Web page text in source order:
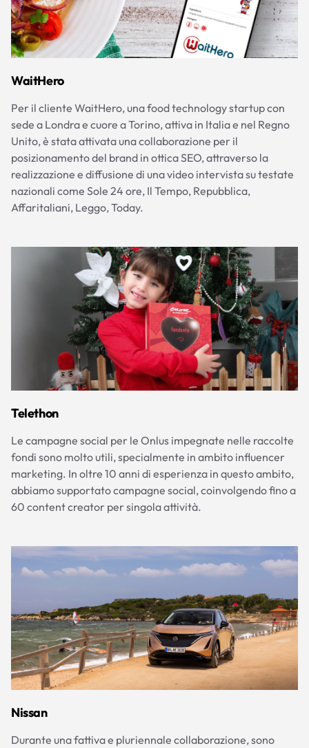
WaitHero
Per il cliente WaitHero, una food technology startup con
sede a Londra e cuore a Torino, attiva in Italia e nel Regno
Unito, è stata attivata una collaborazione per il
posizionamento del brand in ottica SEO, attraverso la
realizzazione e diffusione di una video intervista su testate
nazionali come Sole 24 ore, Il Tempo, Repubblica,
Affaritaliani, Leggo, Today.
Telethon
Le campagne social per le Onlus impegnate nelle raccolte
fondi sono molto utili, specialmente in ambito influencer
marketing. In oltre 10 anni di esperienza in questo ambito,
abbiamo supportato campagne social, coinvolgendo fino a
60 content creator per singola attività.
Nissan
Durante una fattiva e pluriennale collaborazione, sono